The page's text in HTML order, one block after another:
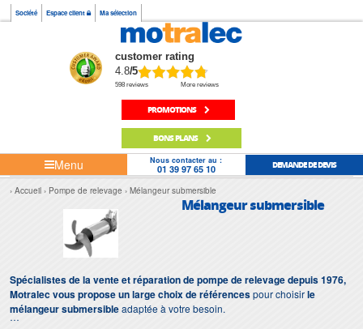
Société Espace client Ma sélection
customer rating
4.8/5
598 reviews More reviews
PROMOTIONS
BONS PLANS
Menu Nous contacter au :
01 39 97 65 10 DEMANDE DE DEVIS
Accueil Pompe de relevage Mélangeur submersible
Mélangeur submersible
Spécialistes de la vente et réparation de pompe de relevage depuis 1976,
Motralec vous propose un large choix de référencespour choisirle
mélangeur submersibleadaptée à votre besoin.